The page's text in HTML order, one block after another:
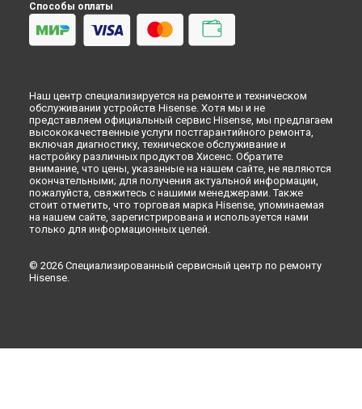
Способы оплаты
Наш центр специализируется на ремонте и техническом
обслуживании устройств Hisense. Хотя мы и не
представляем официальный сервис Hisense, мы предлагаем
высококачественные услуги постгарантийного ремонта,
включая диагностику, техническое обслуживание и
настройку различных продуктов Хисенс. Обратите
внимание, что цены, указанные на нашем сайте, не являются
окончательными; для получения актуальной информации,
пожалуйста, свяжитесь с нашими менеджерами. Также
стоит отметить, что торговая марка Hisense, упоминаемая
на нашем сайте, зарегистрирована и используется нами
только для информационных целей.
© 2026 Специализированный сервисный центр по ремонту
Hisense.